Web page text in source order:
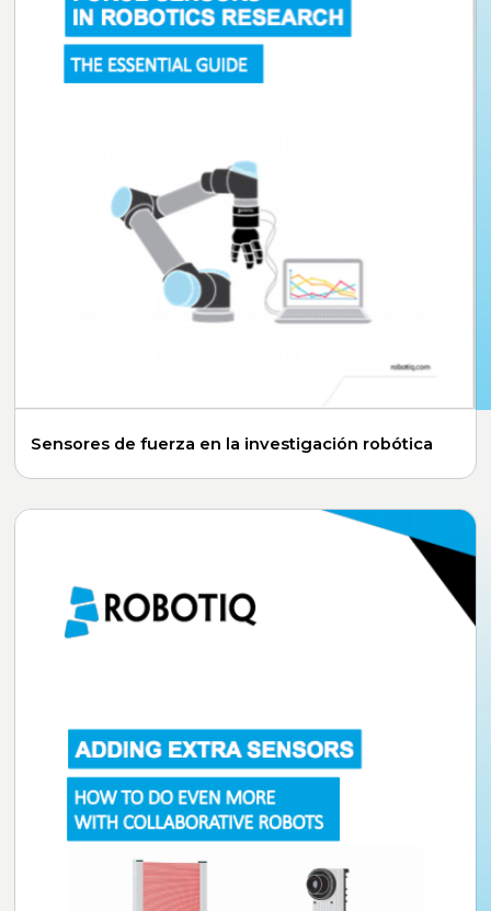
Sensores de fuerza en la investigación robótica